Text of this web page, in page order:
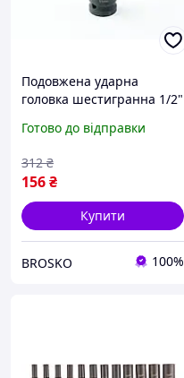
Подовжена ударна
головка шестигранна 1/2"
використання ST-00303
Готово до відправки
156₴
312 ₴
Купити
BROSKO 100%